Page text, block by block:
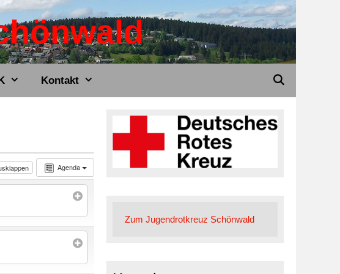
Kontakt
Agenda
Zum Jugendrotkreuz Schönwald